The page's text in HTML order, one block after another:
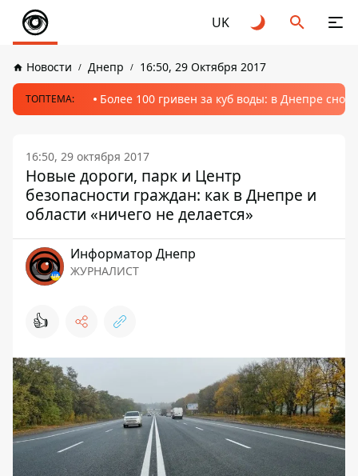
UK
Новости Днепр 16:50, 29 Октября 2017
ТОПТЕМА: Более 100 гривен за куб воды: в Днепре
16:50, 29 октября 2017
Новые дороги, парк и Центр
безопасности граждан: как в Днепре и
области «ничего не делается»
Информатор Днепр
ЖУРНАЛИСТ
👍